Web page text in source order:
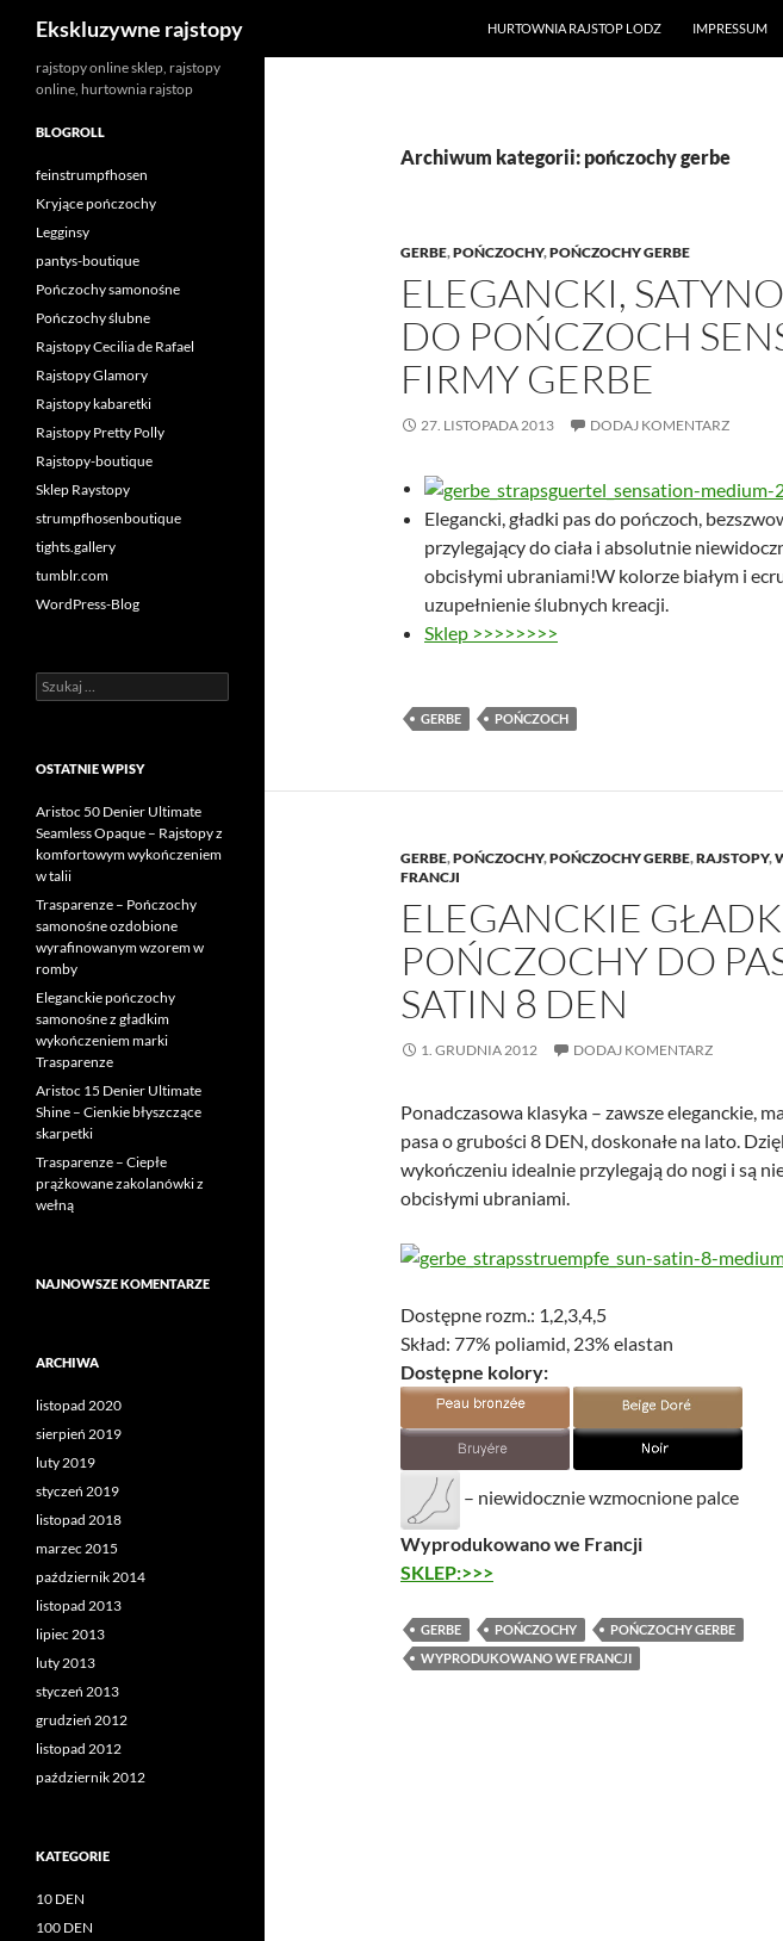
Przejdź
treści
Ekskluzywne rajstopy HURTOWNIA RAJSTOP LODZ IMPRESSUM
Archiwum kategorii: pończochy gerbe
GERBE,POŃCZOCHY,POŃCZOCHY GERBE
ELEGANCKI,
DO POŃCZOCH
FIRMY GERBE
27. LISTOPADA 2013 DODAJ KOMENTARZ
Elegancki, gładki pas do pończoch,
przylegający do ciała i absolutnie
obcisłymi ubraniami!W kolorze białym i
uzupełnienie ślubnych kreacji.
Sklep >>>>>>>>
GERBE POŃCZOCH
GERBE,POŃCZOCHY,POŃCZOCHY GERBE,RAJSTOPY,
FRANCJI
ELEGANCKIE
POŃCZOCHY DO
SATIN 8 DEN
1. GRUDNIA 2012 DODAJ KOMENTARZ
Ponadczasowa klasyka – zawsze eleganckie,
pasa o grubości 8 DEN, doskonałe na lato.
wykończeniu idealnie przylegają do nogi i są
obcisłymi ubraniami.
Dostępne rozm.: 1,2,3,4,5
Skład: 77% poliamid, 23% elastan
Dostępne kolory:
– niewidocznie wzmocnione palce
Wyprodukowano we Francji
SKLEP:>>>
GERBE POŃCZOCHY
POŃCZOCHY GERBE
WYPRODUKOWANO WE FRANCJI
rajstopy online sklep, rajstopy
online, hurtownia rajstop
BLOGROLL
feinstrumpfhosen
Kryjące pończochy
Legginsy
pantys-boutique
Pończochy samonośne
Pończochy ślubne
Rajstopy Cecilia de Rafael
Rajstopy Glamory
Rajstopy kabaretki
Rajstopy Pretty Polly
Rajstopy-boutique
Sklep Raystopy
strumpfhosenboutique
tights.gallery
tumblr.com
WordPress-Blog
Szukaj:
OSTATNIE WPISY
Aristoc 50 Denier Ultimate
Seamless Opaque – Rajstopy z
komfortowym wykończeniem
w talii
Trasparenze – Pończochy
samonośne ozdobione
wyrafinowanym wzorem w
romby
Eleganckie pończochy
samonośne z gładkim
wykończeniem marki
Trasparenze
Aristoc 15 Denier Ultimate
Shine – Cienkie błyszczące
skarpetki
Trasparenze – Ciepłe
prążkowane zakolanówki z
wełną
NAJNOWSZE KOMENTARZE
ARCHIWA
listopad 2020
sierpień 2019
luty 2019
styczeń 2019
listopad 2018
marzec 2015
październik 2014
listopad 2013
lipiec 2013
luty 2013
styczeń 2013
grudzień 2012
listopad 2012
październik 2012
KATEGORIE
10 DEN
100 DEN